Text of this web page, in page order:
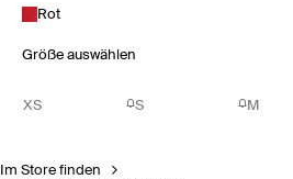
Rot
Größe auswählen
XS S M
Im Store finden